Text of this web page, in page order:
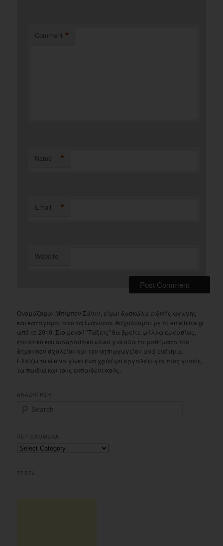
Comment *
Name *
Email *
Website
Ονομάζομαι Μπίμπου Σάντυ, είμαι δασκάλα ειδικής αγωγής
και κατάγομαι από τα Ιωάννινα. Ασχολούμαι με το emathima.gr
από το 2010. Στο μενού "Τάξεις" θα βρείτε φύλλα εργασίας,
εποπτικό και διαδραστικό υλικό για όλα τα μαθήματα του
δημοτικού σχολείου και του νηπιαγωγείου ανά ενότητα.
Ελπίζω το site να γίνει ένα χρήσιμο εργαλείο για τους γονείς,
τα παιδιά και τους εκπαιδευτικούς.
ΑΝΑΖΗΤΗΣΗ
r
c
h
ΠΕΡΙΕΧΟΜΕΝΑ
Περιεχομενα
TEST2